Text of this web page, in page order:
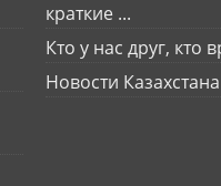
краткие ...
Кто у нас друг, кто
Новости Казахстана